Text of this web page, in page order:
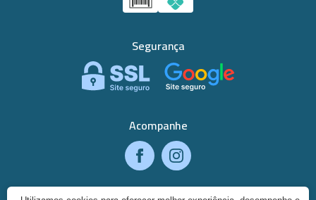
Segurança
Acompanhe